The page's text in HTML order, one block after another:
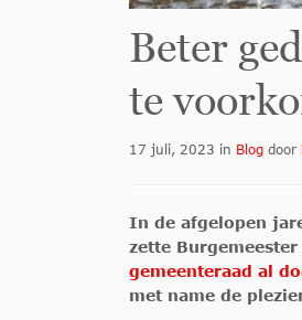
Beter
te
17 juli, 2023 in Blog door
In de afgelopen
zette
gemeenteraad al
met name de